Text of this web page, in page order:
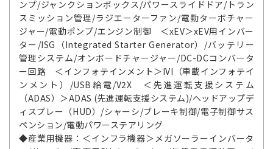
ンプ/ジャンクションボックス/パワースライドドア/トラン
スミッション管理/ラジエーターファン/電動ターボチャー
ジャー/電動ポンプ/エンジン制御 ＜xEV＞xEV用インバー
ター/ISG（Integrated Starter Generator）/バッテリー
管理システム/オンボードチャージャー/DC-DCコンバータ
ー回路 ＜インフォテインメント＞IVI（車載インフォテイ
ンメント）/USB給電/V2X ＜先進運転支援システム
（ADAS）＞ADAS (先進運転支援システム)/ヘッドアップデ
ィスプレー（HUD）/シャーシ/ブレーキ制御/電子制御サス
ペンション/電動パワーステアリング
◆産業用機器：＜インフラ機器＞メガソーラーインバータ